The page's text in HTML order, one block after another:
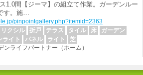
1.0間【ジーマ】の組立て作業。ガーデンルー
す。施…
pinpointgallery.php?itemid=2363
リクシル 折戸 テラス タイル 床
ガーデン
ライト パネル ライト
芝
ライフパートナー（ホーム）